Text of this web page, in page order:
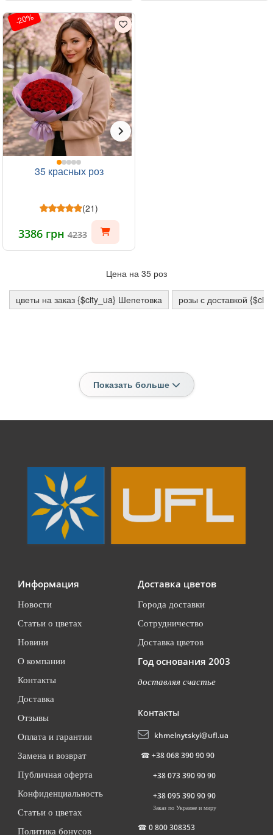
-20%
35 красных роз
(21)
3386 грн4233
Цена на 35 роз
цветы на заказ {$city_ua} Шепетовка розы с доставкой
Показать больше
Информация
Новости
Статьи о цветах
Новини
О компании
Контакты
Доставка
Отзывы
Оплата и гарантии
Замена и возврат
Публичная оферта
Конфиденциальность
Статьи о цветах
Политика бонусов
Доставка цветов
Города доставки
Сотрудничество
Доставка цветов
Год основания 2003
доставляя счастье
Контакты
khmelnytskyi@ufl.ua
☎ +38 068 390 90 90
+38 073 390 90 90
+38 095 390 90 90
Заказ по Украине и миру
☎ 0 800 308353